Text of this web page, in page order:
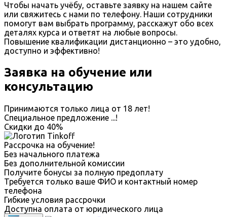
Чтобы начать учёбу, оставьте заявку на нашем сайте
или свяжитесь с нами по телефону. Наши сотрудники
помогут вам выбрать программу, расскажут обо всех
деталях курса и ответят на любые вопросы.
Повышение квалификации дистанционно – это удобно,
доступно и эффективно!
Заявка на обучение или
консультацию
Принимаются только лица от 18 лет!
Специальное предложение ...!
Скидки до 40%
Рассрочка на обучение!
Без начального платежа
Без дополнительной комиссии
Получите бонусы за полную предоплату
Требуется только ваше ФИО и контактный номер
телефона
Гибкие условия рассрочки
Доступна оплата от юридического лица